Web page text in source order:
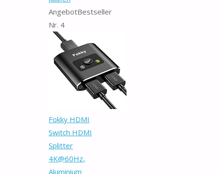
AngebotBestseller
Nr. 4
Fokky HDMI
Switch HDMI
Splitter
4K@60Hz,
Aluminium